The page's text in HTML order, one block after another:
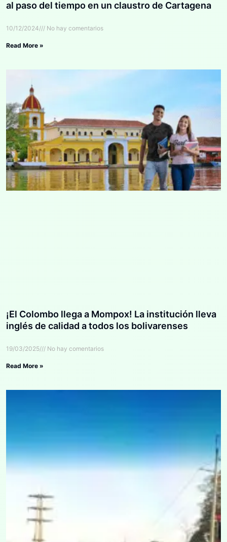
al paso del tiempo en un claustro de Cartagena
10/12/2024 No hay comentarios
Read More »
¡El Colombo llega a Mompox! La institución lleva
inglés de calidad a todos los bolivarenses
19/03/2025 No hay comentarios
Read More »